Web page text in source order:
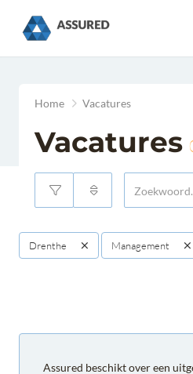
Home Vacatures
Vacatures
Drenthe Management
Assured beschikt over een